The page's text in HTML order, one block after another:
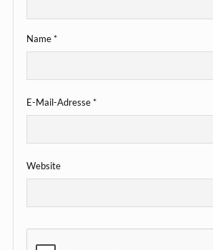
Name*
E-Mail-Adresse*
Website